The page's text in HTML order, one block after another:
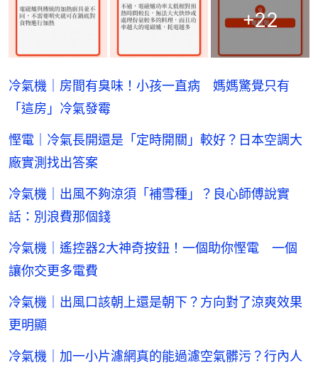
+22
冷氣機｜房間有臭味！小孩一直病 媽媽驚覺只有
「這房」冷氣發霉
慳電｜冷氣長開還是「定時開關」較好？日本空調大
廠實測找出答案
冷氣機｜出風不夠涼須「補雪種」？良心師傅說實
話：別浪費那個錢
冷氣機｜遙控器2大神奇按鈕！一個助你慳電 一個
讓你交更多電費
冷氣機｜出風口該朝上還是朝下？方向對了涼爽效果
更明顯
冷氣機｜加一小片濾網真的能過濾空氣髒污？行內人